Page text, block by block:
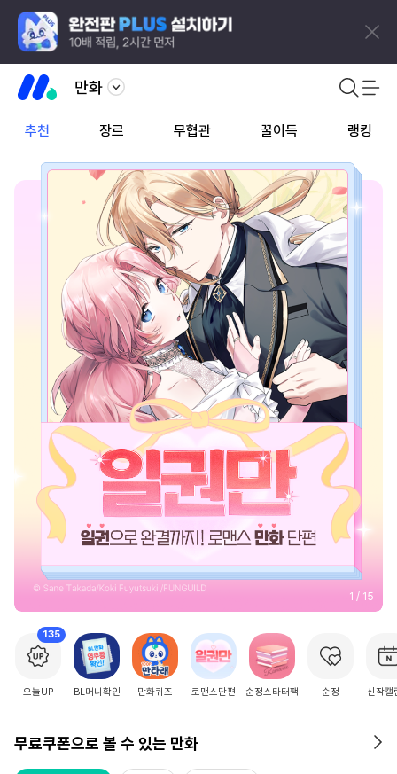
만화
추천 장르 무협관 꿀이득 랭킹
2 / 15
135
오늘UP BL머니확인 만화퀴즈 로맨스단편 순정스타터팩 순정 신작캘
무료쿠폰으로 볼 수 있는 만화